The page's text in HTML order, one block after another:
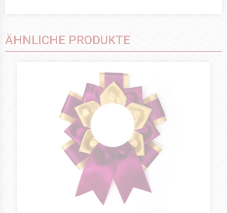
ÄHNLICHE PRODUKTE